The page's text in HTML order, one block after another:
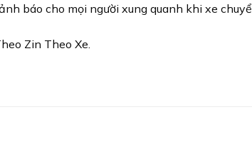
báo cho mọi người xung quanh khi xe
Zin Theo Xe.